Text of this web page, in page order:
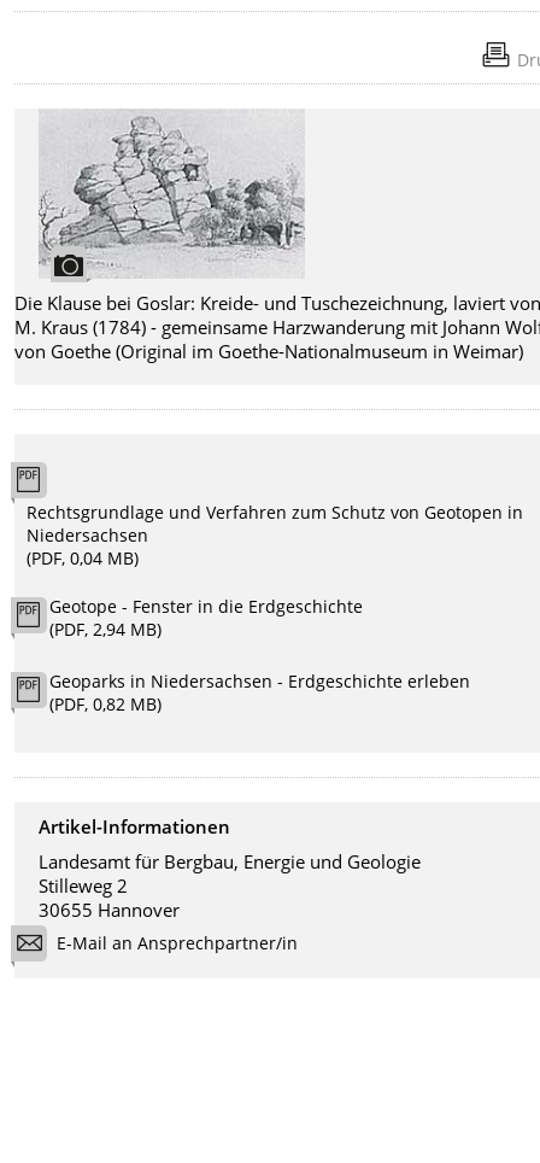
Die Klause bei Goslar: Kreide- und Tuschezeichnung, laviert
M. Kraus (1784) - gemeinsame Harzwanderung mit Johann
von Goethe (Original im Goethe-Nationalmuseum in Weimar)
Rechtsgrundlage und Verfahren zum Schutz von Geotopen in
Niedersachsen
(PDF, 0,04 MB)
Geotope - Fenster in die Erdgeschichte
(PDF, 2,94 MB)
Geoparks in Niedersachsen - Erdgeschichte erleben
(PDF, 0,82 MB)
Artikel-Informationen
Landesamt für Bergbau, Energie und Geologie
Stilleweg 2
30655 Hannover
E-Mail an Ansprechpartner/in